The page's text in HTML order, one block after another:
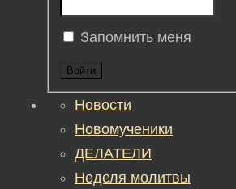
Запомнить меня
Войти
Новости
Новомученики
ДЕЛАТЕЛИ
Неделя молитвы